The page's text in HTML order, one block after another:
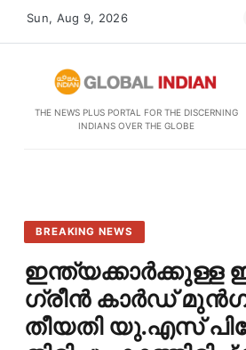
Sun, Aug 9, 2026
THE NEWS PLUS PORTAL FOR THE DISCERNING
INDIANS OVER THE GLOBE
BREAKING NEWS
ഇന്ത്യക്കാർക്കുള്ള
ഗ്രീൻ കാർഡ്
തീയതി യു.എസ്